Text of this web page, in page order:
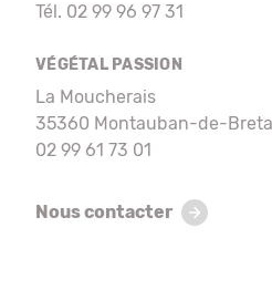
Tél. 02 99 96 97 31
VÉGÉTAL PASSION
La Moucherais
35360 Montauban-de-
02 99 61 73 01
Nous contacter